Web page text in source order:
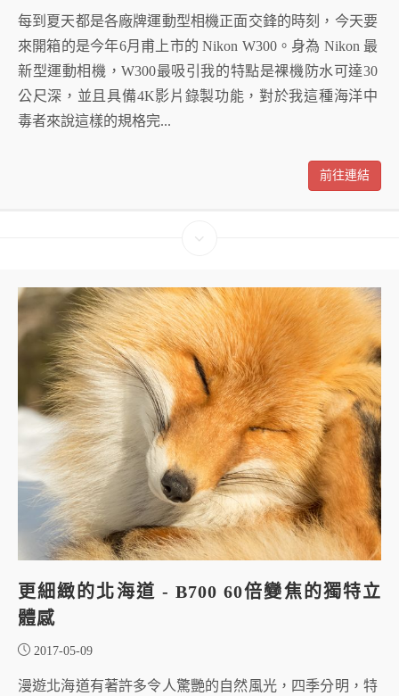
每到夏天都是各廠牌運動型相機正面交鋒的時刻，今天要
來開箱的是今年6月甫上市的 Nikon W300。身為 Nikon 最
新型運動相機，W300最吸引我的特點是裸機防水可達30
公尺深，並且具備4K影片錄製功能，對於我這種海洋中
毒者來說這樣的規格完...
前往連結
更細緻的北海道 - B700 60倍變焦的獨特立
體感
2017-05-09
漫遊北海道有著許多令人驚艷的自然風光，四季分明，特